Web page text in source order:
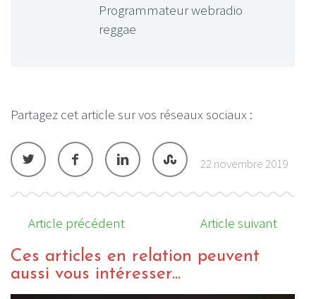
Programmateur webradio
reggae
Partagez cet article sur vos réseaux sociaux :
22 novembre 2019
Article précédent Article suivant
Ces articles en relation peuvent
aussi vous intéresser...